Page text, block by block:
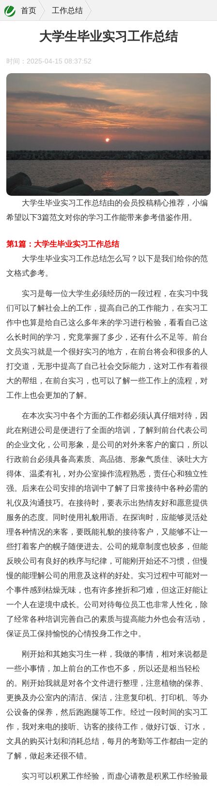
首页 工作总结
大学生毕业实习工作总结
时间：2025-04-15 08:37:52
大学生毕业实习工作总结由的会员投稿精心推荐，小编
希望以下3篇范文对你的学习工作能带来参考借鉴作用。
第1篇：大学生毕业实习工作总结
大学生毕业实习工作总结怎么写？以下是我们给你的范
文格式参考。
实习是每一位大学生必须经历的一段过程，在实习中我
们可以了解社会上的工作，提高自己的工作能力，在实习工
作中也算是给自己这么多年来的学习进行检验，看看自己这
么长时间的学习，究竟掌握了多少，还有什么不足等。前台
文员实习就是一个很好实习的地方，在前台将会和很多的人
打交道，无形中提高了自己社会交际能力，这对工作有着很
大的帮组，在前台实习，也可以了解一些工作上的流程，对
工作上也会更加的了解。
在本次实习中各个方面的工作都必须认真仔细对待，因
此在刚进公司是便进行了全面的培训，了解到前台代表公司
的企业文化，公司形象，是公司的对外来客户的窗口，所以
行政前台必须具备高素质、高品德、形象气质佳、谈吐大方
得体、温柔有礼，对办公室操作流程熟悉，责任心和独立性
强。后来在公司安排的培训中了解了日常接待中各种必需的
礼仪及沟通技巧。在接待时，要表示出热情友好和愿意提供
服务的态度。同时使用礼貌用语。在探询时，应能够灵活处
理各种情况的来客，要既能礼貌的接待客户，又能够不让一
些打着客户的幌子随便进去。公司的规章制度也较多，但能
反映公司有良好的秩序与纪律，可能刚开始还不习惯，但慢
慢的能理解公司的用意及这样的好处。实习过程中可能对一
个事件感到枯燥无味，也有许多挫折和刁难，但这正好能让
一个人在逆境中成长。公司对待每位员工也非常人性化，除
了经常各种培训完善自己的素质与提高能力外也会有活动，
保证员工保持愉悦的心情投身工作之中。
刚开始和其她实习生一样，我做的事情，相对来说都是
一些小事情，加上前台的工作也不多，所以还是相当轻松
的。刚开始我就是对各个文件进行整理，注意植物的保养、
更换及办公室内的清洁、保洁，注意复印机、打印机、等办
公设备的保养，然后跑跑腿等工作。经过一段时间的实习工
作，我对来电的接听、访客的接待工作，做好订饭、订水，
文具的购买计划和消耗总结，每月的考勤等工作都由一定的
了解，做起来还很不错。
实习可以积累工作经验，而虚心请教是积累工作经验最